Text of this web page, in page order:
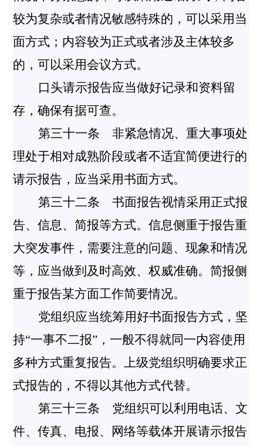
较为复杂或者情况敏感特殊的，可以采用当
面方式；内容较为正式或者涉及主体较多
的，可以采用会议方式。
口头请示报告应当做好记录和资料留
存，确保有据可查。
第三十一条 非紧急情况、重大事项处
理处于相对成熟阶段或者不适宜简便进行的
请示报告，应当采用书面方式。
第三十二条 书面报告视情采用正式报
告、信息、简报等方式。信息侧重于报告重
大突发事件，需要注意的问题、现象和情况
等，应当做到及时高效、权威准确。简报侧
重于报告某方面工作简要情况。
党组织应当统筹用好书面报告方式，坚
持“一事不二报”，一般不得就同一内容使用
多种方式重复报告。上级党组织明确要求正
式报告的，不得以其他方式代替。
第三十三条 党组织可以利用电话、文
件、传真、电报、网络等载体开展请示报告